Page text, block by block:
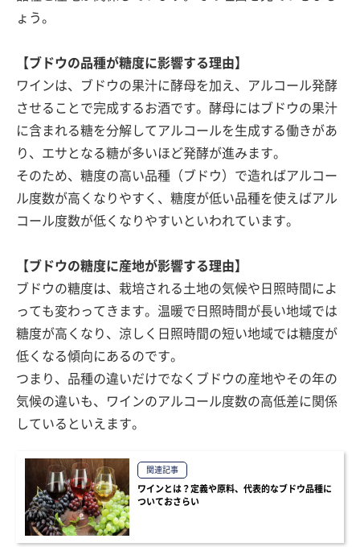
ょう。
【ブドウの品種が糖度に影響する理由】
ワインは、ブドウの果汁に酵母を加え、アルコール発酵
させることで完成するお酒です。酵母にはブドウの果汁
に含まれる糖を分解してアルコールを生成する働きがあ
り、エサとなる糖が多いほど発酵が進みます。
そのため、糖度の高い品種（ブドウ）で造ればアルコー
ル度数が高くなりやすく、糖度が低い品種を使えばアル
コール度数が低くなりやすいといわれています。
【ブドウの糖度に産地が影響する理由】
ブドウの糖度は、栽培される土地の気候や日照時間によ
っても変わってきます。温暖で日照時間が長い地域では
糖度が高くなり、涼しく日照時間の短い地域では糖度が
低くなる傾向にあるのです。
つまり、品種の違いだけでなくブドウの産地やその年の
気候の違いも、ワインのアルコール度数の高低差に関係
しているといえます。
関連記事
ワインとは？定義や原料、代表的なブドウ品種に
ついておさらい